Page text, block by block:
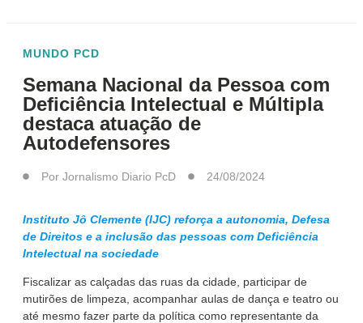
MUNDO PCD
Semana Nacional da Pessoa com
Deficiência Intelectual e Múltipla
destaca atuação de
Autodefensores
Por Jornalismo Diario PcD 24/08/2024
Instituto Jô Clemente (IJC) reforça a autonomia, Defesa
de Direitos e a inclusão das pessoas com Deficiência
Intelectual na sociedade
Fiscalizar as calçadas das ruas da cidade, participar de
mutirões de limpeza, acompanhar aulas de dança e teatro ou
até mesmo fazer parte da política como representante da